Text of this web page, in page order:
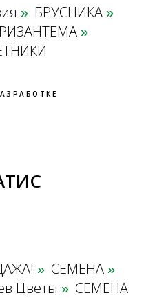
» БРУСНИКА »
»
» СЕМЕНА »
Цветы » СЕМЕНА